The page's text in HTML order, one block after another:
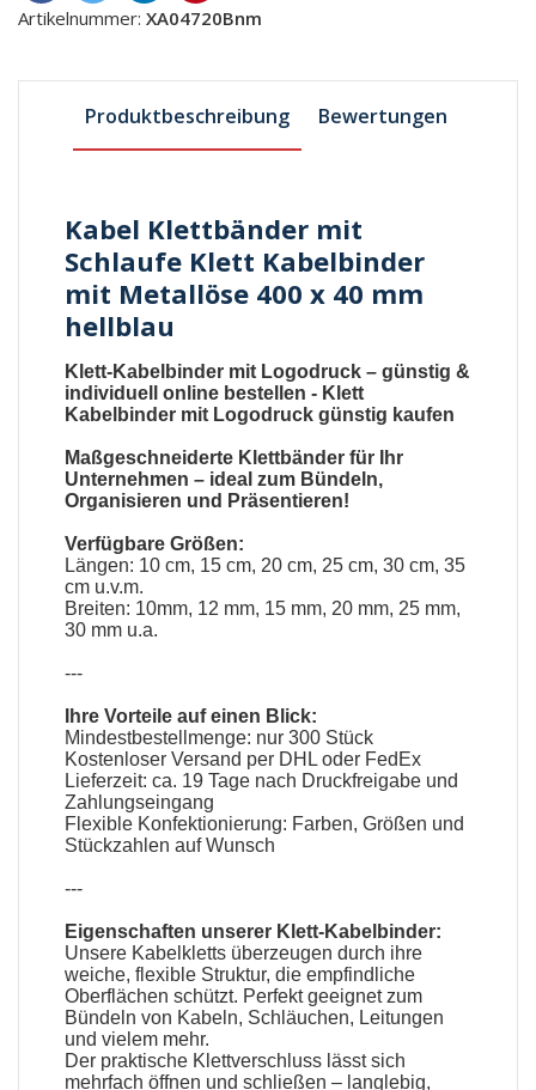
Artikelnummer: XA04720Bnm
Produktbeschreibung Bewertungen
Kabel Klettbänder mit
Schlaufe Klett Kabelbinder
mit Metallöse 400 x 40 mm
hellblau
Klett-Kabelbinder mit Logodruck – günstig &
individuell online bestellen - Klett
Kabelbinder mit Logodruck günstig kaufen
Maßgeschneiderte Klettbänder für Ihr
Unternehmen – ideal zum Bündeln,
Organisieren und Präsentieren!
Verfügbare Größen:
Längen: 10 cm, 15 cm, 20 cm, 25 cm, 30 cm, 35
cm u.v.m.
Breiten: 10mm, 12 mm, 15 mm, 20 mm, 25 mm,
30 mm u.a.
---
Ihre Vorteile auf einen Blick:
Mindestbestellmenge: nur 300 Stück
Kostenloser Versand per DHL oder FedEx
Lieferzeit: ca. 19 Tage nach Druckfreigabe und
Zahlungseingang
Flexible Konfektionierung: Farben, Größen und
Stückzahlen auf Wunsch
---
Eigenschaften unserer Klett-Kabelbinder:
Unsere Kabelkletts überzeugen durch ihre
weiche, flexible Struktur, die empfindliche
Oberflächen schützt. Perfekt geeignet zum
Bündeln von Kabeln, Schläuchen, Leitungen
und vielem mehr.
Der praktische Klettverschluss lässt sich
mehrfach öffnen und schließen – langlebig,